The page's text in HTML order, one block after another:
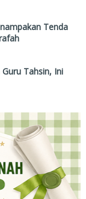
Tenda
Tahsin, Ini